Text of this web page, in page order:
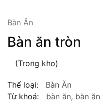
Bàn Ăn
Bàn ăn tròn
(Trong kho)
Thể loại:
Bàn Ăn
Từ khoá:
bàn ăn, bàn ăn